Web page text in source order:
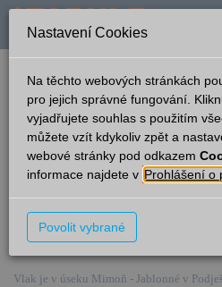
verze: 2.0.6 podpora: help-tabule@oltis.cz
English
Příjezdy
Jablonné v Podještědí
Ze směru Čas/
Mimoň
Vlak je v úseku Mimoň - Jablonné v
Nastavení Cookies
Na těchto webových stránkách
pro jejich správné fungování.
vyjadřujete souhlas s použitím
můžete vzít kdykoliv zpět a
webové stránky pod odkazem
informace najdete v Prohlášení o
Povolit vybrané